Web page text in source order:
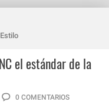
el estándar de la
0 COMENTARIOS